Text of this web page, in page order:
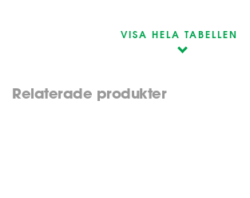
VISA HELA TABELLEN
Relaterade produkter